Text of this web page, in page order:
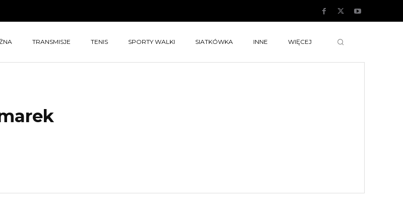
TRANSMISJE TENIS SPORTY WALKI SIATKÓWKA INNE WIĘCEJ